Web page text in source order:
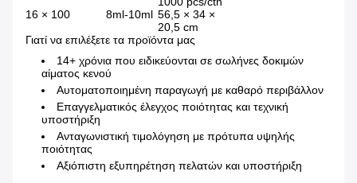
16 × 100
8ml-10ml 56,5 × 34 ×
20,5 cm
Γιατί να επιλέξετε τα προϊόντα μας
14+ χρόνια που ειδικεύονται σε σωλήνες δοκιμών
αίματος κενού
Αυτοματοποιημένη παραγωγή με καθαρό περιβάλλον
Επαγγελματικός έλεγχος ποιότητας και τεχνική
υποστήριξη
Ανταγωνιστική τιμολόγηση με πρότυπα υψηλής
ποιότητας
Αξιόπιστη εξυπηρέτηση πελατών και υποστήριξη